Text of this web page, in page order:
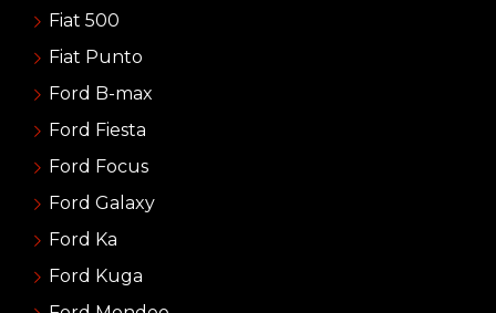
Fiat 500
Fiat Punto
Ford B-max
Ford Fiesta
Ford Focus
Ford Galaxy
Ford Ka
Ford Kuga